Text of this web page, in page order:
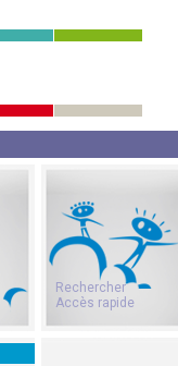
Rechercher
Accès rapide